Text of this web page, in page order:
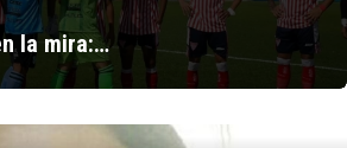
la mira:…